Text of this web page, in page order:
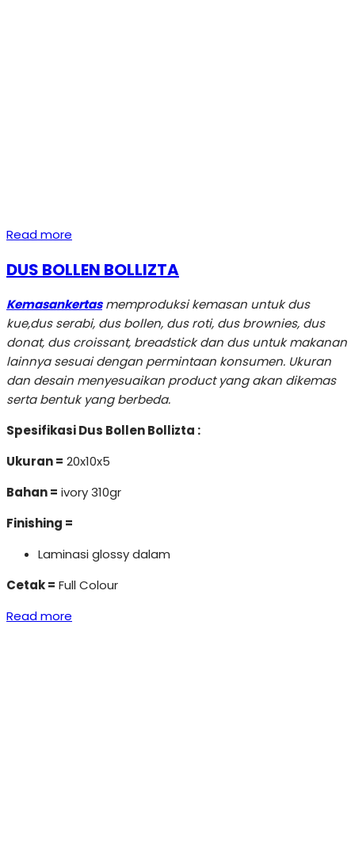
Read more
DUS BOLLEN BOLLIZTA
Kemasankertasmemproduksi kemasan untuk dus
kue,dus serabi, dus bollen, dus roti, dus brownies, dus
donat, dus croissant, breadstick dan dus untuk makanan
lainnya sesuai dengan permintaan konsumen. Ukuran
dan desain menyesuaikan product yang akan dikemas
serta bentuk yang berbeda.
Spesifikasi Dus Bollen Bollizta :
Ukuran = 20x10x5
Bahan = ivory 310gr
Finishing =
Laminasi glossy dalam
Cetak = Full Colour
Read more